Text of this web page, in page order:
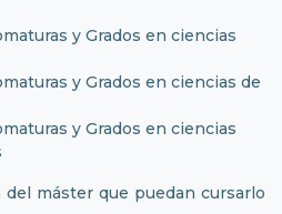
y Grados en ciencias
y Grados en ciencias de
y Grados en ciencias
máster que puedan cursarlo